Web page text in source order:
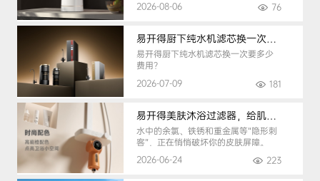
2026-08-06
76
易开得厨下纯水机滤芯换一次要多少钱
易开得厨下纯水机滤芯换一次要多少
费用？
2026-07-09
181
易开得美肤沐浴过滤器，给肌肤纯净呵护
水中的余氯、铁锈和重金属等“隐形刺
客”，正在悄悄破坏你的皮肤屏障。
2026-06-24
223